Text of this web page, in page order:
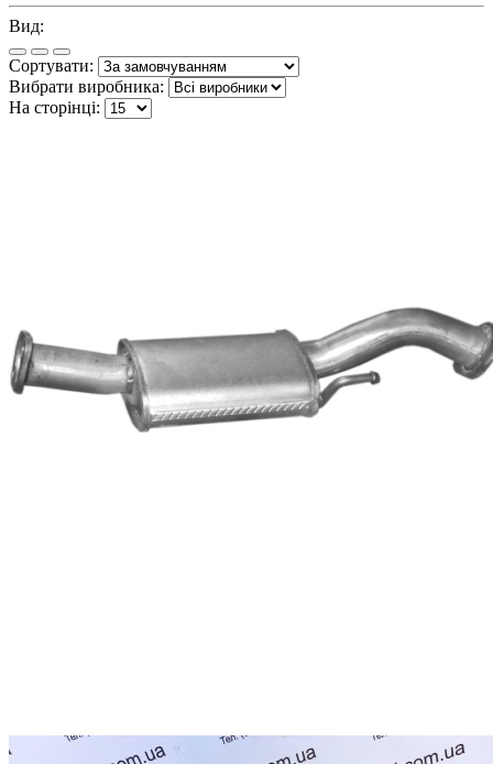
Вид:
Сортувати:
Вибрати виробника:
На сторінці: